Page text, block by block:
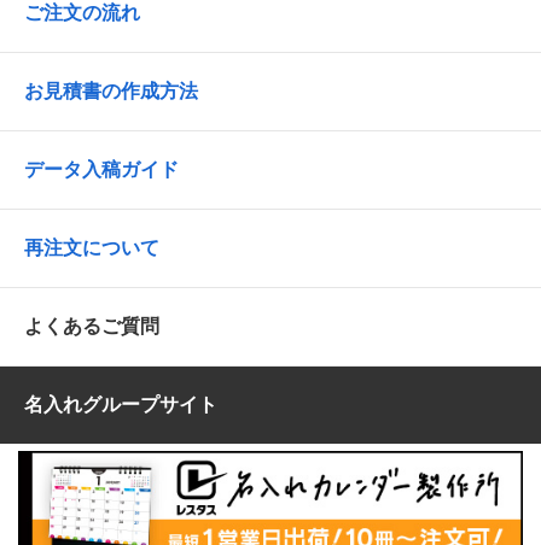
ご注文の流れ
お見積書の作成方法
データ入稿ガイド
再注文について
よくあるご質問
名入れグループサイト